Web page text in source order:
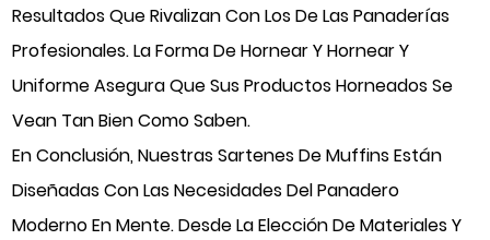
Resultados Que Rivalizan Con Los De Las Panaderías
Profesionales. La Forma De Hornear Y Hornear Y
Uniforme Asegura Que Sus Productos Horneados Se
Vean Tan Bien Como Saben.
En Conclusión, Nuestras Sartenes De Muffins Están
Diseñadas Con Las Necesidades Del Panadero
Moderno En Mente. Desde La Elección De Materiales Y